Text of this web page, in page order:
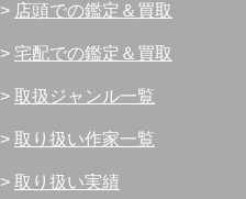
> 店頭での鑑定＆買取
> 宅配での鑑定＆買取
> 取扱ジャンル一覧
> 取り扱い作家一覧
> 取り扱い実績